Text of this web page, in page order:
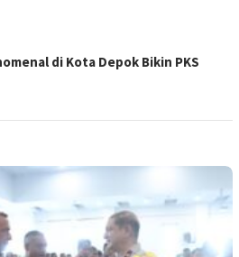
di Kota Depok Bikin PKS